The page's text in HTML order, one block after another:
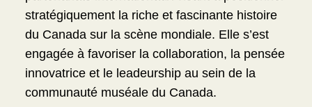
stratégiquement la riche et fascinante histoire
du Canada sur la scène mondiale. Elle s’est
engagée à favoriser la collaboration, la pensée
innovatrice et le leadeurship au sein de la
communauté muséale du Canada.